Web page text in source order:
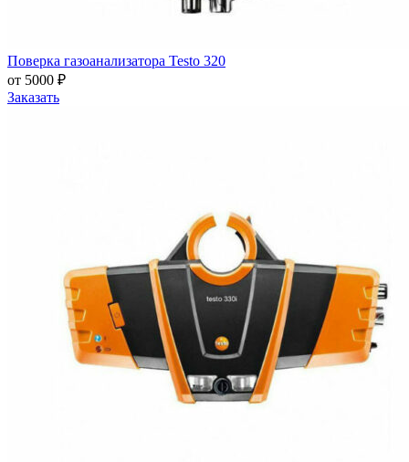
Поверка газоанализатора Testo 320
от 5000 ₽
Заказать